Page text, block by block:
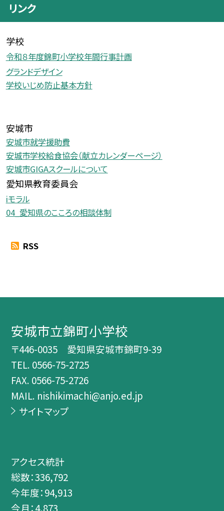
リンク
学校
令和８年度錦町小学校年間行事計画
グランドデザイン
学校いじめ防止基本方針
安城市
安城市就学援助費
安城市学校給食協会（献立カレンダーページ）
安城市GIGAスクールについて
愛知県教育委員会
iモラル
04_愛知県のこころの相談体制
RSS
安城市立錦町小学校
〒446-0035 愛知県安城市錦町9-39
TEL. 0566-75-2725
FAX. 0566-75-2726
MAIL. nishikimachi@anjo.ed.jp
サイトマップ
アクセス統計
総数：336,792
今年度：94,913
今月：4,873